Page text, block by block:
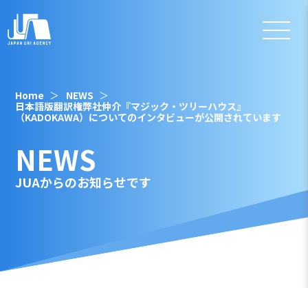
Home
NEWS
日本語版翻訳権弊社仲介『マジック・ツリーハウス』
（KADOKAWA）についてのインタビューが公開されています
NEWS
JUAからのお知らせです